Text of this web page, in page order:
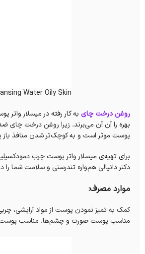
Water Oily Skin
روغن درخت چای به کار رفته در میسلار
پوست موثر است و به کوچک‌تر شدن منافذ
برای تهیه‌ی میسلار واتر پوست چرب
دکتر دانیالی هم‌واره تندرستی و سلامت شما را
موارد مصرف:
مناسب پوست صورت و چشم‌ها. مناسب